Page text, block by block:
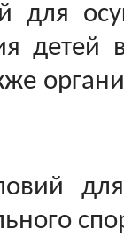
для
детей